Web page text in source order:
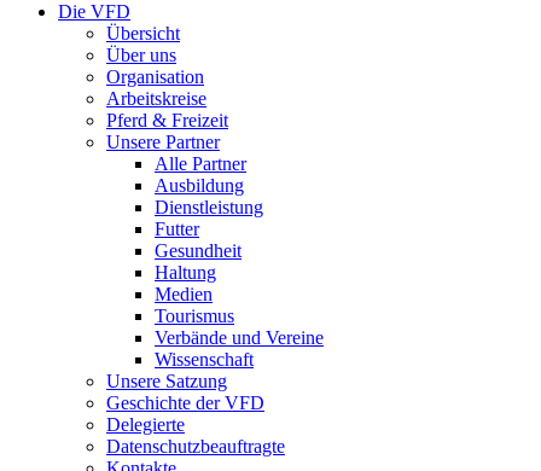
Die VFD
Übersicht
Über uns
Organisation
Arbeitskreise
Pferd & Freizeit
Unsere Partner
Alle Partner
Ausbildung
Dienstleistung
Futter
Gesundheit
Haltung
Medien
Tourismus
Verbände und Vereine
Wissenschaft
Unsere Satzung
Geschichte der VFD
Delegierte
Datenschutzbeauftragte